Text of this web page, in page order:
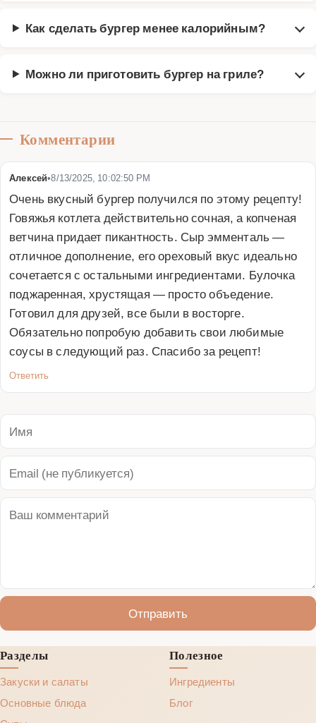
Как сделать бургер менее калорийным?
Можно ли приготовить бургер на гриле?
Комментарии
Алексей•8/13/2025, 10:02:50 PM
Очень вкусный бургер получился по этому рецепту!
Говяжья котлета действительно сочная, а копченая
ветчина придает пикантность. Сыр эмменталь —
отличное дополнение, его ореховый вкус идеально
сочетается с остальными ингредиентами. Булочка
поджаренная, хрустящая — просто объедение.
Готовил для друзей, все были в восторге.
Обязательно попробую добавить свои любимые
соусы в следующий раз. Спасибо за рецепт!
Ответить
Отправить
Разделы
Закуски и салаты
Основные блюда
Полезное
Ингредиенты
Блог